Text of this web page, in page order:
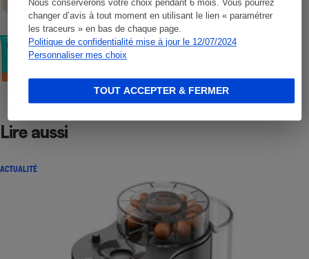
Nous conserverons votre choix pendant 6 mois. Vous pourrez
changer d’avis à tout moment en utilisant le lien « paramétrer
les traceurs » en bas de chaque page.
Politique de confidentialité mise à jour le 12/07/2024
Personnaliser mes choix
TOUT ACCEPTER & FERMER
COMMENT NOUS TESTONS
Crèmes solaires visage - Le protocole
Lire aussi
ACTUALITÉ